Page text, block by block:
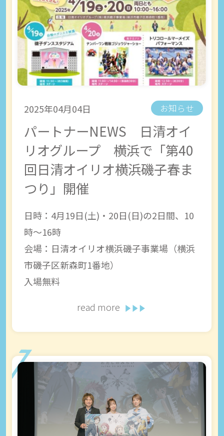
2025年04月04日 お知らせ
パートナーNEWS 日清オイ
リオグループ 横浜で「第40
回日清オイリオ横浜磯子春ま
つり」開催
日時：4月19日(土)・20日(日)の2日間、10
時～16時
会場：日清オイリオ横浜磯子事業場（横浜
市磯子区新森町1番地）
入場無料
read more